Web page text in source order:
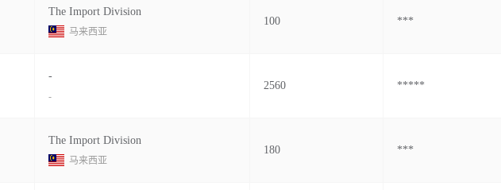
The Import Division
马来西亚
100 ***
-
-
2560 *****
The Import Division
马来西亚
180 ***